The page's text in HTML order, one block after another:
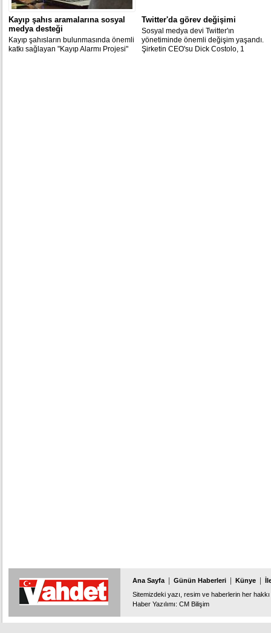
Kayıp şahıs aramalarına sosyal
medya desteği
Kayıp şahısların bulunmasında önemli
katkı sağlayan "Kayıp Alarmı Projesi"
Twitter'da görev değişimi
Sosyal medya devi Twitter'ın
yönetiminde önemli değişim yaşandı.
Şirketin CEO'su Dick Costolo, 1
Ana Sayfa Günün Haberleri Künye
Sitemizdeki yazı, resim ve haberlerin her
Haber Yazılımı: CM Bilişim